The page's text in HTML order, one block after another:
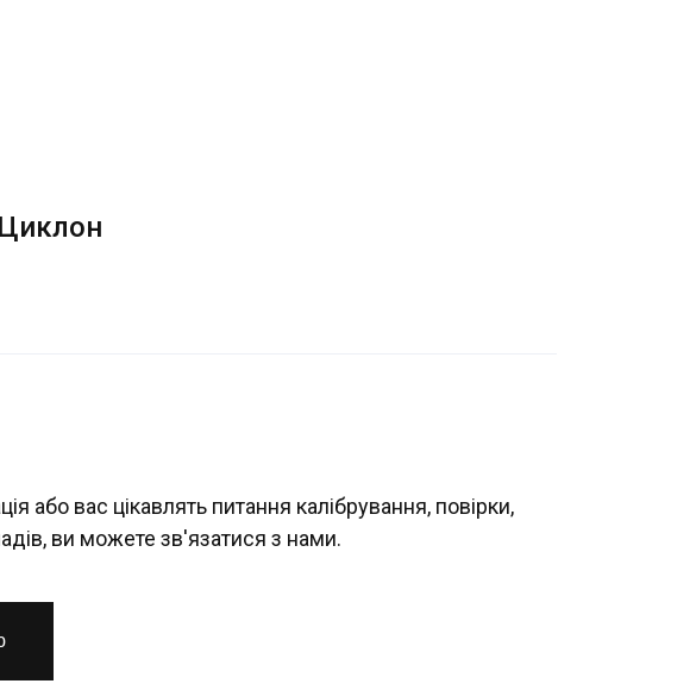
або вас цікавлять питання калібрування, повірки,
ви можете зв'язатися з нами.